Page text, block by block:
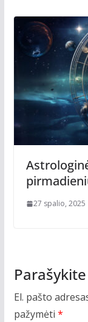
27 spalio, 2025
El. pašto
pažymėti *